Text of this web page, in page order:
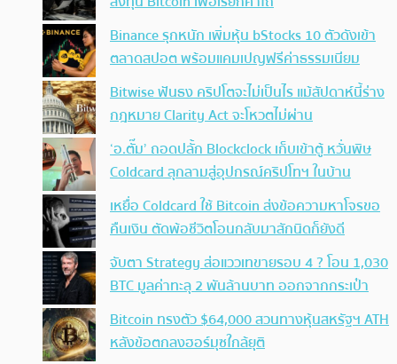
Binance รุกหนัก เพิ่มหุ้น bStocks 10 ตัวดังเข้า
ตลาดสปอต พร้อมแคมเปญฟรีค่าธรรมเนียม
Bitwise ฟันธง คริปโตจะไม่เป็นไร แม้สัปดาห์นี้ร่าง
กฎหมาย Clarity Act จะโหวตไม่ผ่าน
‘อ.ตั๊ม’ ถอดปลั้ก Blockclock เก็บเข้าตู้ หวั่นพิษ
Coldcard ลุกลามสู่อุปกรณ์คริปโทฯ ในบ้าน
เหยื่อ Coldcard ใช้ Bitcoin ส่งข้อความหาโจรขอ
คืนเงิน ตัดพ้อชีวิตโอนกลับมาสักนิดก็ยังดี
จับตา Strategy ส่อแววเทขายรอบ 4 ? โอน 1,030
BTC มูลค่าทะลุ 2 พันล้านบาท ออกจากกระเป๋า
Bitcoin ทรงตัว $64,000 สวนทางหุ้นสหรัฐฯ ATH
หลังข้อตกลงฮอร์มุซใกล้ยุติ